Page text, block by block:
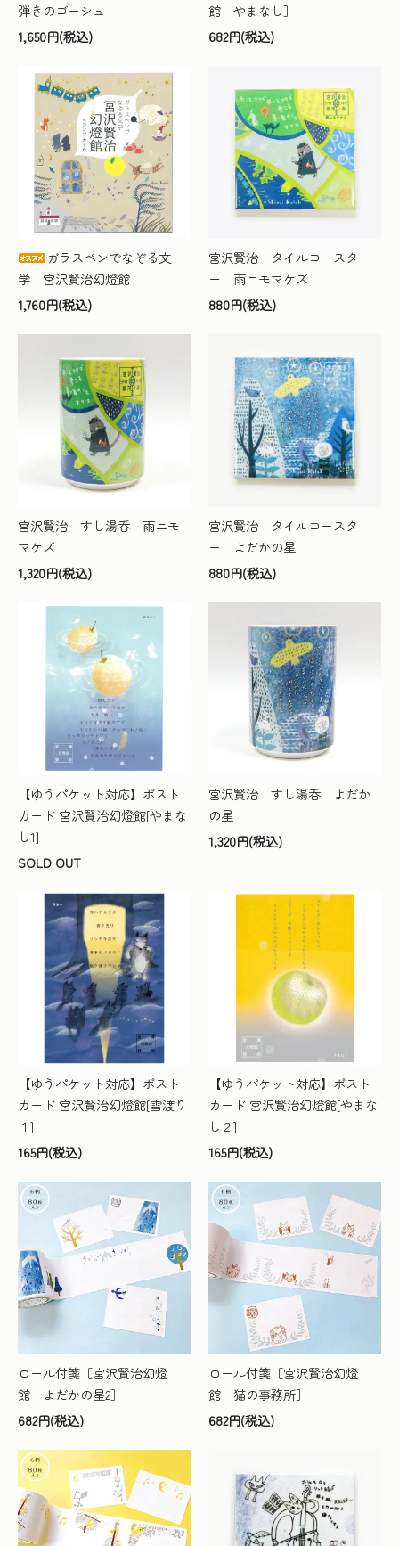
弾きのゴーシュ
1,650円(税込)
館 やまなし］
682円(税込)
ガラスペンでなぞる文
学 宮沢賢治幻燈館
1,760円(税込)
宮沢賢治 タイルコースタ
ー 雨ニモマケズ
880円(税込)
宮沢賢治 すし湯呑 雨ニモ
マケズ
1,320円(税込)
宮沢賢治 タイルコースタ
ー よだかの星
880円(税込)
【ゆうパケット対応】ポスト
カード 宮沢賢治幻燈館[やまな
し1]
SOLD OUT
宮沢賢治 すし湯呑 よだか
の星
1,320円(税込)
【ゆうパケット対応】ポスト
カード 宮沢賢治幻燈館[雪渡り
１]
165円(税込)
【ゆうパケット対応】ポスト
カード 宮沢賢治幻燈館[やまな
し２]
165円(税込)
ロール付箋［宮沢賢治幻燈
館 よだかの星2］
682円(税込)
ロール付箋［宮沢賢治幻燈
館 猫の事務所］
682円(税込)